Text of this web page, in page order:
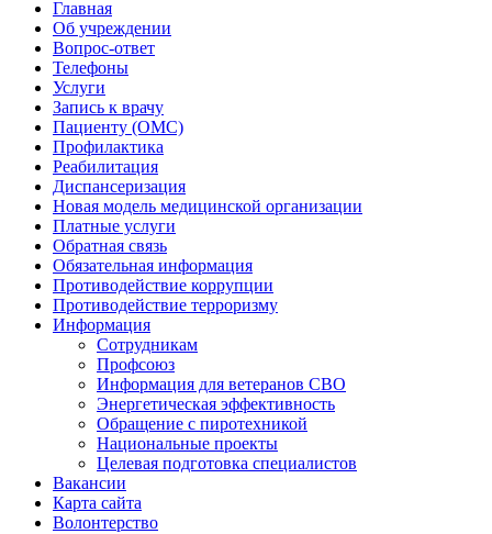
Главная
Об учреждении
Вопрос-ответ
Телефоны
Услуги
Запись к врачу
Пациенту (ОМС)
Профилактика
Реабилитация
Диспансеризация
Новая модель медицинской организации
Платные услуги
Обратная связь
Обязательная информация
Противодействие коррупции
Противодействие терроризму
Информация
Сотрудникам
Профсоюз
Информация для ветеранов СВО
Энергетическая эффективность
Обращение с пиротехникой
Национальные проекты
Целевая подготовка специалистов
Вакансии
Карта сайта
Волонтерство